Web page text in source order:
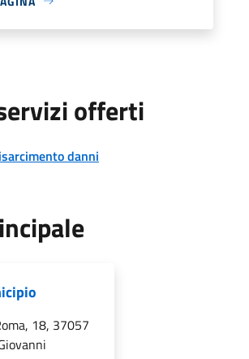
offerti
danni
18, 37057